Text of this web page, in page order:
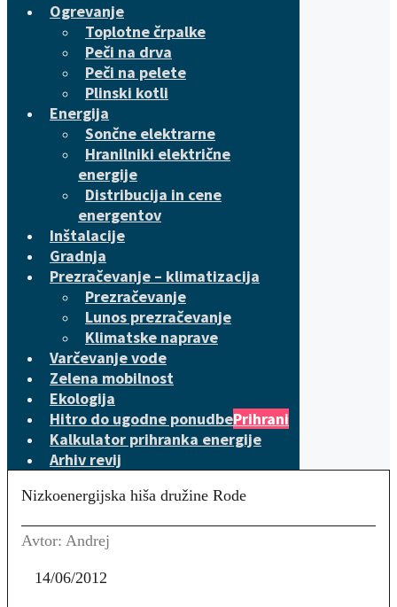
Ogrevanje
Toplotne črpalke
Peči na drva
Peči na pelete
Plinski kotli
Energija
Sončne elektrarne
Hranilniki električne
energije
Distribucija in cene
energentov
Inštalacije
Gradnja
Prezračevanje – klimatizacija
Prezračevanje
Lunos prezračevanje
Klimatske naprave
Varčevanje vode
Zelena mobilnost
Ekologija
Hitro do ugodne ponudbePrihrani
Kalkulator prihranka energije
Arhiv revij
Nizkoenergijska hiša družine Rode
Avtor: Andrej
14/06/2012